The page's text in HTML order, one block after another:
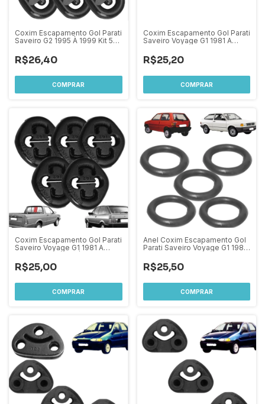
Coxim Escapamento Gol Parati
Saveiro G2 1995 À 1999 Kit 5
R$26,40
Coxim Escapamento Gol Parati
Saveiro Voyage G1 1981 A
com 5 Peças
R$25,20
Coxim Escapamento Gol Parati
Saveiro Voyage G1 1981 A
Reforçado
R$25,00
Anel Coxim Escapamento Gol
Parati Saveiro Voyage G1 1981
à 1996 - Kit com 5 peças
R$25,50